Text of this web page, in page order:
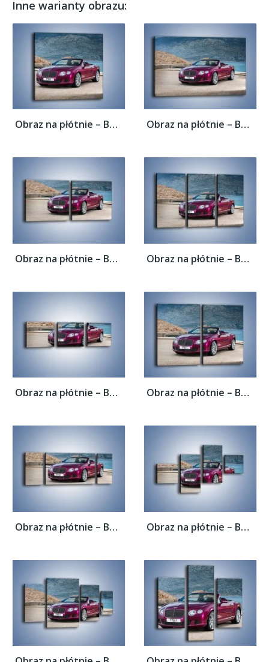
Inne warianty obrazu:
Obraz na płótnie – Bentley Continental... Obraz na płótnie – Bentley Continental...
Obraz na płótnie – Bentley Continental... Obraz na płótnie – Bentley Continental...
Obraz na płótnie – Bentley Continental... Obraz na płótnie – Bentley Continental...
Obraz na płótnie – Bentley Continental... Obraz na płótnie – Bentley Continental...